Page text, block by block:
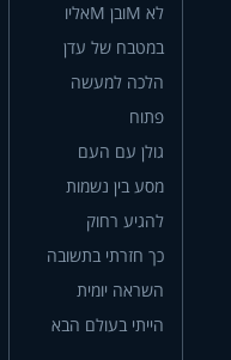
לא Mובן Mאליו
במטבח של עדן
הלכה למעשה
פתוח
גולן עם העם
מסע בין נשמות
להגיע רחוק
כך חזרתי בתשובה
השראה יומית
הייתי בעולם הבא